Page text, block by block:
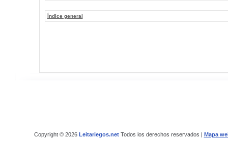
Índice general
Copyright © 2026 Leitariegos.netTodos los derechos reservados | Mapa